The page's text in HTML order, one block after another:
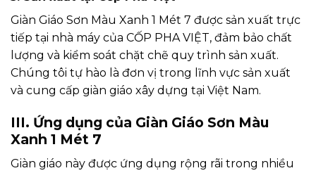
Giàn Giáo Sơn Màu Xanh 1 Mét 7 được sản xuất trực
tiếp tại nhà máy của CỐP PHA VIỆT, đảm bảo chất
lượng và kiểm soát chặt chẽ quy trình sản xuất.
Chúng tôi tự hào là đơn vị trong lĩnh vực sản xuất
và cung cấp giàn giáo xây dựng tại Việt Nam.
III. Ứng dụng của Giàn Giáo Sơn Màu
Xanh 1 Mét 7
Giàn giáo này được ứng dụng rộng rãi trong nhiều